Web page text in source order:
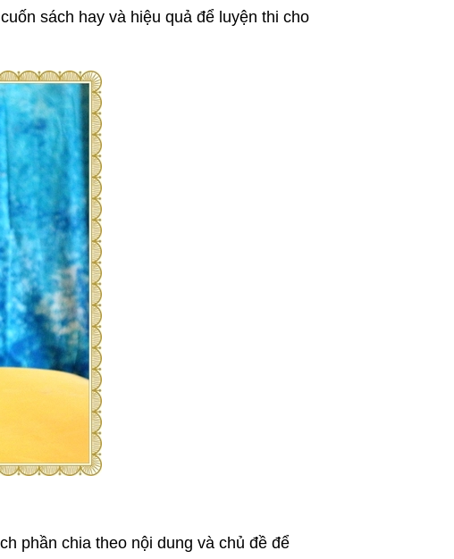
sách hay và hiệu quả để luyện thi cho
phần chia theo nội dung và chủ đề để